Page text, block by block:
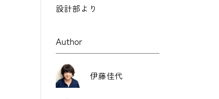
設計部より
Author
伊藤佳代